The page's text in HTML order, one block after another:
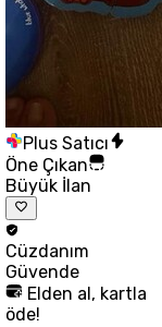
Plus Satıcı
Öne Çıkan
Büyük İlan
Cüzdanım
Güvende
Elden al, kartla
öde!